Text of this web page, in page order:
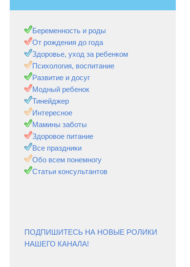
Беременность и роды
От рождения до года
Здоровье, уход за ребенком
Психология, воспитание
Развитие и досуг
Модный ребенок
Тинейджер
Интересное
Мамины заботы
Здоровое питание
Все праздники
Обо всем понемногу
Статьи консультантов
ПОДПИШИТЕСЬ НА НОВЫЕ РОЛИКИ
НАШЕГО КАНАЛА!